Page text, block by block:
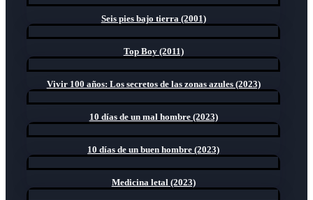
Seis pies bajo tierra (2001)
Top Boy (2011)
Vivir 100 años: Los secretos de las zonas azules (2023)
10 días de un mal hombre (2023)
10 días de un buen hombre (2023)
Medicina letal (2023)